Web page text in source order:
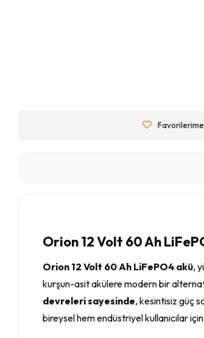
Orion 12 Volt 60 Ah
Orion 12 Volt 60 Ah LiFePO4 akü,
kurşun-asit akülere modern bir
devreleri sayesinde, kesintisiz güç
bireysel hem endüstriyel kullanıcılar